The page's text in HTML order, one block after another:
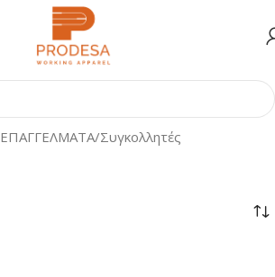
ΕΠΑΓΓΕΛΜΑΤΑ Συγκολλητές